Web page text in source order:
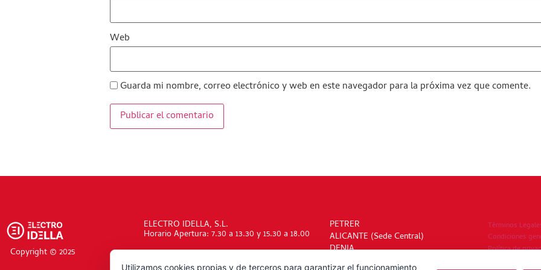
Web
Guarda mi nombre, correo electrónico y web en este navegador para la próxima vez que comente.
Copyright © 2025
ELECTRO IDELLA, S.L.
Horario Apertura: 7.30 a 13.30 y 15.30 a 18.00
PETRER
ALICANTE (Sede Central)
DENIA
Términos
Condiciones
Política de
Utilizamos cookies propias y de terceros para garantizar el funcionamiento